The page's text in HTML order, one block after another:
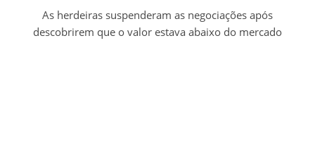
As herdeiras suspenderam as negociações após
descobrirem que o valor estava abaixo do mercado